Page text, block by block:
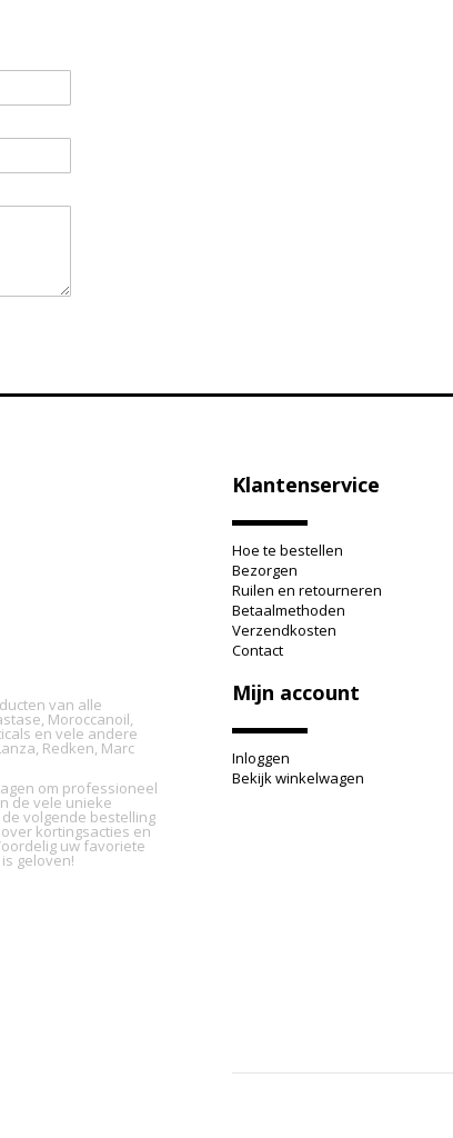
van alle
Moroccanoil,
en vele andere
Redken, Marc
om professioneel
de vele unieke
volgende bestelling
kortingsacties en
uw favoriete
geloven!
Klantenservice
Hoe te bestellen
Bezorgen
Ruilen en retourneren
Betaalmethoden
Verzendkosten
Contact
Mijn account
Inloggen
Bekijk winkelwagen